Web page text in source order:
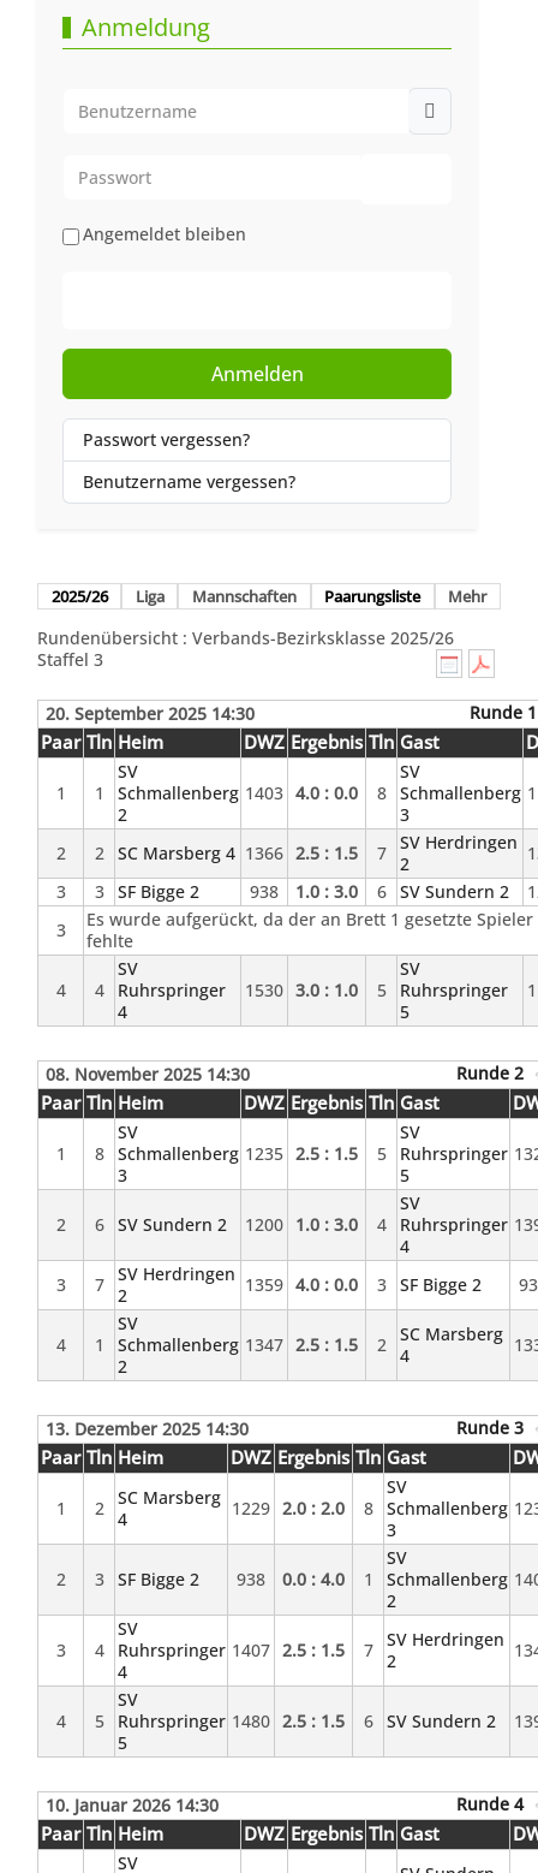
Anmeldung
Angemeldet bleiben
Anmelden
Passwort vergessen?
Benutzername vergessen?
2025/26 Liga Mannschaften Paarungsliste Mehr
Rundenübersicht : Verbands-Bezirksklasse 2025/26
Staffel 3
20. September 2025 14:30 Runde 1
Paar Tln Heim DWZ Ergebnis Tln Gast
1 1
SV
Schmallenberg
2
1403 4.0 : 0.0 8
SV
Schmallenberg
3
2 2 SC Marsberg 4 1366 2.5 : 1.5 7 SV Herdringen
2
3
3 SF Bigge 2 938 1.0 : 3.0 6 SV Sundern 2
3
Es wurde aufgerückt, da der an Brett 1 gesetzte Spieler
fehlte
4 4
SV
Ruhrspringer
4
1530 3.0 : 1.0 5
SV
Ruhrspringer
5
08. November 2025 14:30 Runde 2
Paar Tln Heim DWZ Ergebnis Tln Gast
1 8
SV
Schmallenberg
3
1235 2.5 : 1.5 5
SV
Ruhrspringer
5
2 6 SV Sundern 2 1200 1.0 : 3.0 4
SV
Ruhrspringer
4
3 7 SV Herdringen
2
1359 4.0 : 0.0 3 SF Bigge 2
4 1
SV
Schmallenberg
2
1347 2.5 : 1.5 2 SC Marsberg
4
13. Dezember 2025 14:30 Runde 3
Paar Tln Heim DWZ Ergebnis Tln Gast
1 2 SC Marsberg
4
1229 2.0 : 2.0 8
SV
Schmallenberg
3
2 3 SF Bigge 2 938 0.0 : 4.0 1
SV
Schmallenberg
2
3 4
SV
Ruhrspringer
4
1407 2.5 : 1.5 7 SV Herdringen
2
4 5
SV
Ruhrspringer
5
1480 2.5 : 1.5 6 SV Sundern 2
10. Januar 2026 14:30 Runde 4
Paar Tln Heim DWZ Ergebnis Tln Gast
SV